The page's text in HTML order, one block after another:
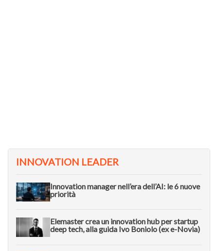
INNOVATION LEADER
Innovation manager nell’era dell’AI: le 6 nuove
priorità
Elemaster crea un innovation hub per startup
deep tech, alla guida Ivo Boniolo (ex e-Novia)